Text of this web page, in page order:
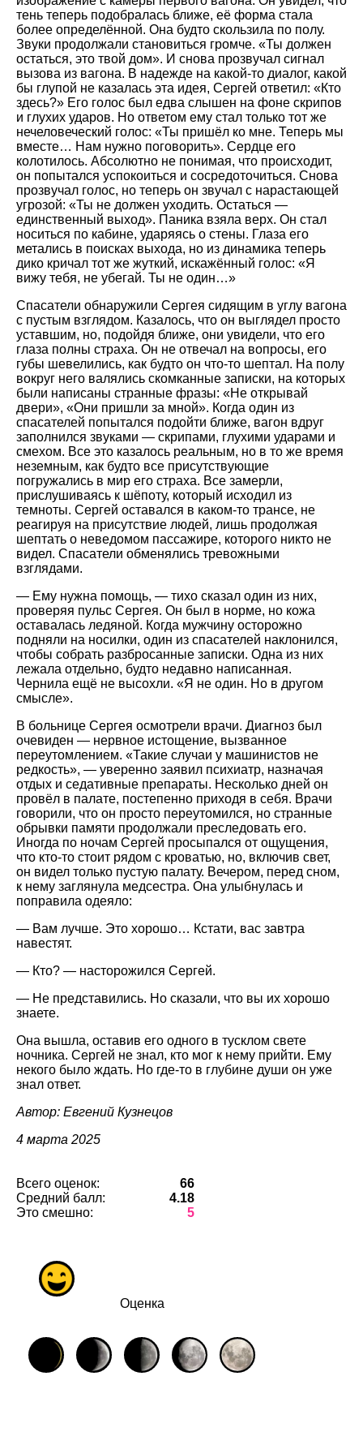
тень теперь подобралась ближе, её форма стала
более определённой. Она будто скользила по полу.
Звуки продолжали становиться громче. «Ты должен
остаться, это твой дом». И снова прозвучал сигнал
вызова из вагона. В надежде на какой-то диалог, какой
бы глупой не казалась эта идея, Сергей ответил: «Кто
здесь?» Его голос был едва слышен на фоне скрипов
и глухих ударов. Но ответом ему стал только тот же
нечеловеческий голос: «Ты пришёл ко мне. Теперь мы
вместе… Нам нужно поговорить». Сердце его
колотилось. Абсолютно не понимая, что происходит,
он попытался успокоиться и сосредоточиться. Снова
прозвучал голос, но теперь он звучал с нарастающей
угрозой: «Ты не должен уходить. Остаться —
единственный выход». Паника взяла верх. Он стал
носиться по кабине, ударяясь о стены. Глаза его
метались в поисках выхода, но из динамика теперь
дико кричал тот же жуткий, искажённый голос: «Я
вижу тебя, не убегай. Ты не один…»
Спасатели обнаружили Сергея сидящим в углу вагона
с пустым взглядом. Казалось, что он выглядел просто
уставшим, но, подойдя ближе, они увидели, что его
глаза полны страха. Он не отвечал на вопросы, его
губы шевелились, как будто он что-то шептал. На полу
вокруг него валялись скомканные записки, на которых
были написаны странные фразы: «Не открывай
двери», «Они пришли за мной». Когда один из
спасателей попытался подойти ближе, вагон вдруг
заполнился звуками — скрипами, глухими ударами и
смехом. Все это казалось реальным, но в то же время
неземным, как будто все присутствующие
погружались в мир его страха. Все замерли,
прислушиваясь к шёпоту, который исходил из
темноты. Сергей оставался в каком-то трансе, не
реагируя на присутствие людей, лишь продолжая
шептать о неведомом пассажире, которого никто не
видел. Спасатели обменялись тревожными
взглядами.
— Ему нужна помощь, — тихо сказал один из них,
проверяя пульс Сергея. Он был в норме, но кожа
оставалась ледяной. Когда мужчину осторожно
подняли на носилки, один из спасателей наклонился,
чтобы собрать разбросанные записки. Одна из них
лежала отдельно, будто недавно написанная.
Чернила ещё не высохли. «Я не один. Но в другом
смысле».
В больнице Сергея осмотрели врачи. Диагноз был
очевиден — нервное истощение, вызванное
переутомлением. «Такие случаи у машинистов не
редкость», — уверенно заявил психиатр, назначая
отдых и седативные препараты. Несколько дней он
провёл в палате, постепенно приходя в себя. Врачи
говорили, что он просто переутомился, но странные
обрывки памяти продолжали преследовать его.
Иногда по ночам Сергей просыпался от ощущения,
что кто-то стоит рядом с кроватью, но, включив свет,
он видел только пустую палату. Вечером, перед сном,
к нему заглянула медсестра. Она улыбнулась и
поправила одеяло:
— Вам лучше. Это хорошо… Кстати, вас завтра
навестят.
— Кто? — насторожился Сергей.
— Не представились. Но сказали, что вы их хорошо
знаете.
Она вышла, оставив его одного в тусклом свете
ночника. Сергей не знал, кто мог к нему прийти. Ему
некого было ждать. Но где-то в глубине души он уже
знал ответ.
Автор: Евгений Кузнецов
4 марта 2025
Всего оценок:
66
Средний балл:
4.18
Это смешно:
5
Оценка